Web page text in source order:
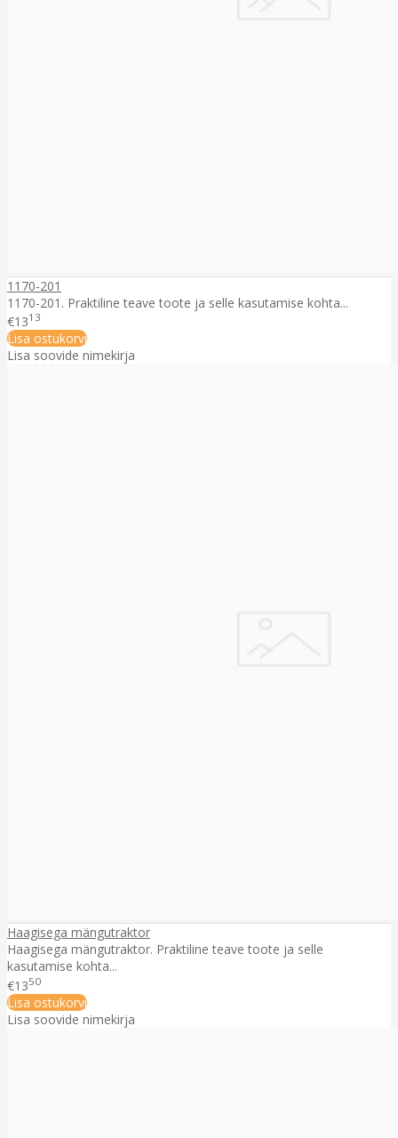
1170-201
1170-201. Praktiline teave toote ja selle kasutamise kohta...
€1313
Lisa ostukorvi
Lisa soovide nimekirja
Haagisega mängutraktor
Haagisega mängutraktor. Praktiline teave toote ja selle
kasutamise kohta...
€1350
Lisa ostukorvi
Lisa soovide nimekirja